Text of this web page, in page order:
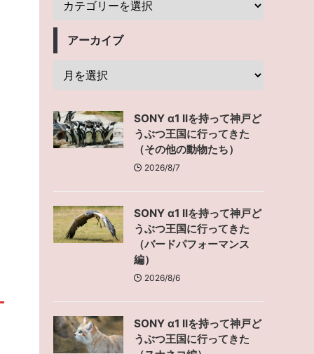
アーカイブ
SONY α1 IIを持って神戸ど
うぶつ王国に行ってきた
（その他の動物たち）
2026/8/7
SONY α1 IIを持って神戸ど
うぶつ王国に行ってきた
（バードパフォーマンス
編）
2026/8/6
SONY α1 IIを持って神戸ど
うぶつ王国に行ってきた